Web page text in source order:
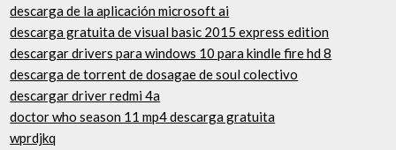
descarga de la aplicación microsoft ai
descarga gratuita de visual basic 2015 express edition
descargar drivers para windows 10 para kindle fire hd 8
descarga de torrent de dosagae de soul colectivo
descargar driver redmi 4a
doctor who season 11 mp4 descarga gratuita
wprdjkq